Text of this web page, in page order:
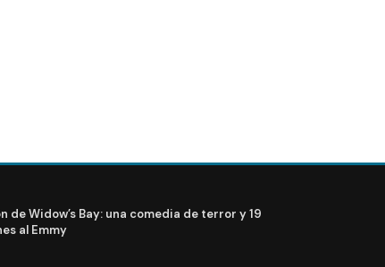
de Widow’s Bay: una comedia de terror y 19
al Emmy